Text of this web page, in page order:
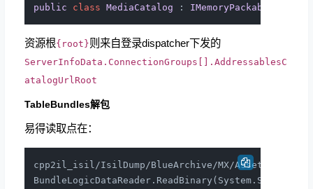
public
class MediaCatalog : IMemoryPackable
资源根{root}则来自登录dispatcher下发的
ServerInfoData.ConnectionGroups[].AddressablesC
atalogUrlRoot
TableBundles解包
易得读取点在：
cpp2il_isil/IsilDump/BlueArchive/MX/AssetBundles/